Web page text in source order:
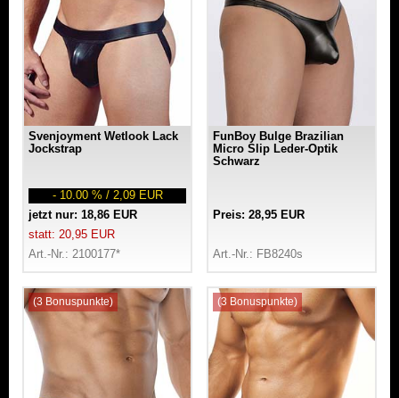
Svenjoyment Wetlook Lack
Jockstrap
- 10.00 % / 2,09 EUR
jetzt nur: 18,86 EUR
statt: 20,95 EUR
Art.-Nr.: 2100177*
FunBoy Bulge Brazilian
Micro Slip Leder-Optik
Schwarz
Preis: 28,95 EUR
Art.-Nr.: FB8240s
(3 Bonuspunkte) (3 Bonuspunkte)